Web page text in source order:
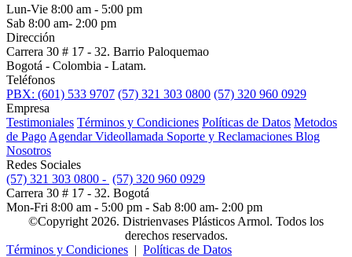
Lun-Vie 8:00 am - 5:00 pm
Sab 8:00 am- 2:00 pm
Dirección
Carrera 30 # 17 - 32. Barrio Paloquemao
Bogotá - Colombia - Latam.
Teléfonos
PBX: (601) 533 9707 (57) 321 303 0800 (57) 320 960 0929
Empresa
Testimoniales Términos y Condiciones Políticas de Datos Metodos
de Pago Agendar Videollamada Soporte y Reclamaciones Blog
Nosotros
Redes Sociales
(57) 321 303 0800 - (57) 320 960 0929
Carrera 30 # 17 - 32. Bogotá
Mon-Fri 8:00 am - 5:00 pm - Sab 8:00 am- 2:00 pm
©Copyright 2026. Distrienvases Plásticos Armol. Todos los
derechos reservados.
Términos y Condiciones | Políticas de Datos